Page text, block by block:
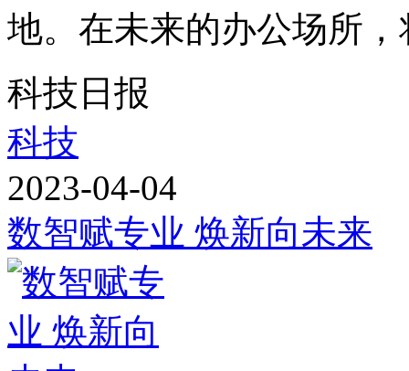
地。在未来的办公场所
科技日报
科技
2023-04-04
数智赋专业 焕新向未来